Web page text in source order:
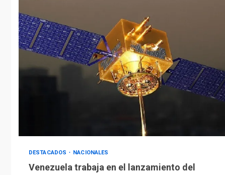
DESTACADOS NACIONALES
Venezuela trabaja en el lanzamiento del